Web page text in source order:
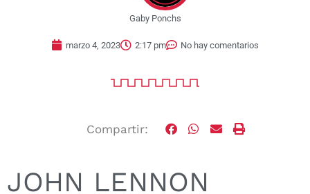
Gaby Ponchs
marzo 4, 2023 2:17 pm No hay comentarios
Compartir:
JOHN LENNON